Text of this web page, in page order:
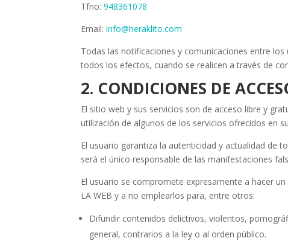
Tfno:948361078
Email:info@heraklito.com
Todas las notificaciones y comunicaciones entre los
todos los efectos, cuando se realicen a través de
2. CONDICIONES DE
El sitio web y sus servicios son de acceso libre y
utilización de algunos de los servicios ofrecidos en
El usuario garantiza la autenticidad y actualidad de
será el único responsable de las manifestaciones
El usuario se compromete expresamente a hacer
LA WEB y a no emplearlos para, entre otros:
Difundir contenidos delictivos, violentos,
general, contrarios a la ley o al orden público.